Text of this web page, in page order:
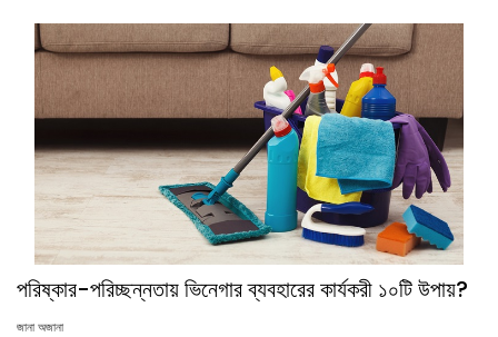
পরিষ্কার-পরিচ্ছন্নতায় ভিনেগার ব্যবহারের কার্যকরী ১০টি উপায়?
জানা অজানা